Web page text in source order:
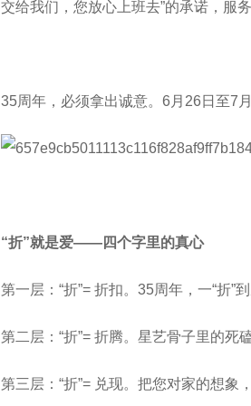
交给我们，您放心上班去”的承诺，服
35周年，必须拿出诚意。6月26日至7
“折”就是爱——四个字里的真心
第一层：“折”= 折扣。35周年，一“折”
第二层：“折”= 折腾。星艺骨子里的
第三层：“折”= 兑现。把您对家的想象